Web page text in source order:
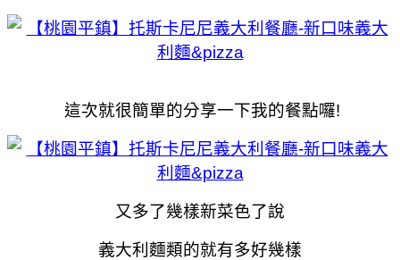
這次就很簡單的分享一下我的餐點囉!
又多了幾樣新菜色了說
義大利麵類的就有多好幾樣